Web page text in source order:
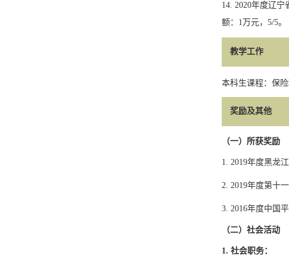
14. 2020年度辽宁
额： 1 万元， 5/5。
教学工作
本科生课程：保
奖励及其他
（一）所获奖励
1. 2019年度黑龙
2. 2019年度第十
3. 2016年度中国
（二）社会活动
1. 社会职务：